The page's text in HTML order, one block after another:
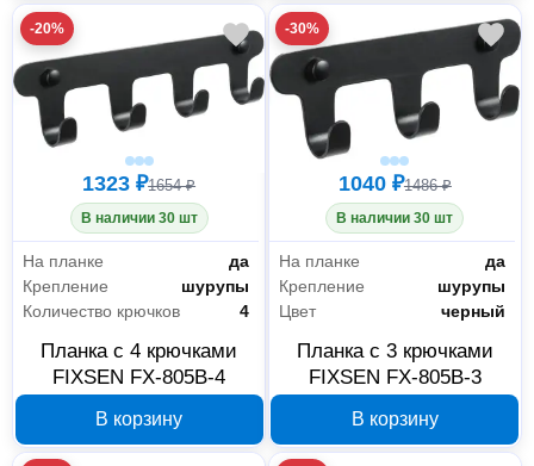
-20%
1323 ₽1654 ₽
В наличии 30 шт
На планке
да
Крепление
шурупы
Количество крючков
4
Планка с 4 крючками
FIXSEN FX-805B-4
В корзину
-30%
1040 ₽1486 ₽
В наличии 30 шт
На планке
да
Крепление
шурупы
Цвет
черный
Планка с 3 крючками
FIXSEN FX-805B-3
В корзину